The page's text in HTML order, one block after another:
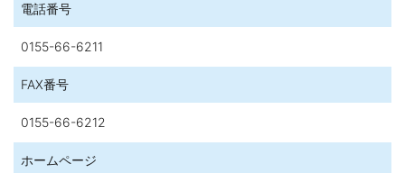
電話番号
0155-66-6211
FAX番号
0155-66-6212
ホームページ